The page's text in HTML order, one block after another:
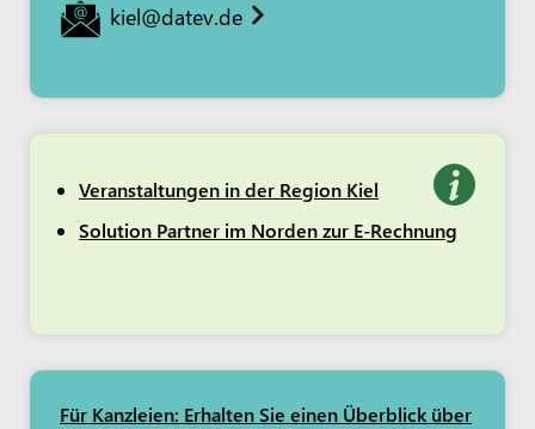
kiel@datev.de
Veranstaltungen in der Region Kiel
Solution Partner im Norden zur E-Rechnung
Für Kanzleien: Erhalten Sie einen Überblick über